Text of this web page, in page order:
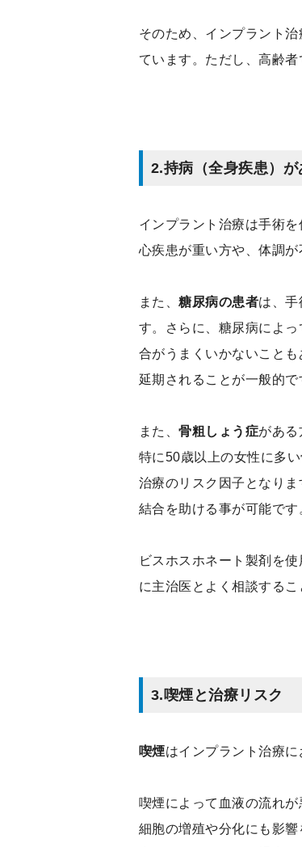
そのため、インプラント
ています。ただし、高齢
2.持病（全身疾患）
インプラント治療は手術
心疾患が重い方や、体調が
また、糖尿病の患者は、手
す。さらに、糖尿病によ
合がうまくいかないこと
延期されることが一般的で
また、骨粗しょう症がある
特に50歳以上の女性に多
治療のリスク因子となり
結合を助ける事が可能です
ビスホスホネート製剤を
に主治医とよく相談するこ
3.喫煙と治療リスク
喫煙はインプラント治療に
喫煙によって血液の流れ
細胞の増殖や分化にも影